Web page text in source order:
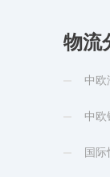
物流
中欧
中欧
国际